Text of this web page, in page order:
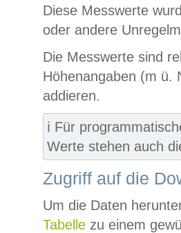
Diese Messwerte
oder andere
Die Messwerte sind
Höhenangaben (m ü.
addieren.
ℹ️ Für
Werte stehen auch
Zugriff auf die
Um die Daten
Tabelle zu einem